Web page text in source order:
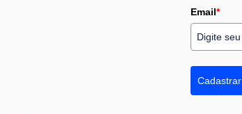
Email*
Cadastrar